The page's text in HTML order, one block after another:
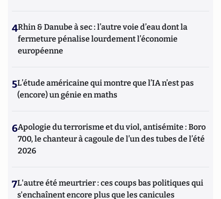
4Rhin & Danube à sec : l’autre voie d’eau dont la
fermeture pénalise lourdement l’économie
européenne
5L’étude américaine qui montre que l’IA n’est pas
(encore) un génie en maths
6Apologie du terrorisme et du viol, antisémite : Boro
700, le chanteur à cagoule de l’un des tubes de l’été
2026
7L'autre été meurtrier : ces coups bas politiques qui
s'enchaînent encore plus que les canicules